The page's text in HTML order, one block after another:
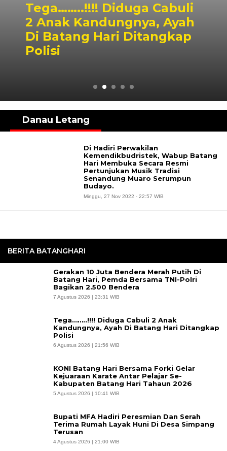
Tega……..!!!! Diduga Cabuli
2 Anak Kandungnya, Ayah
Di Batang Hari Ditangkap
Polisi
BERITA BATANGHARI
Gerakan 10 Juta Bendera Merah Putih Di
Batang Hari, Pemda Bersama TNI-Polri
Bagikan 2.500 Bendera
7 Agustus 2026 | 23:31 WIB
Tega……..!!!! Diduga Cabuli 2 Anak
Kandungnya, Ayah Di Batang Hari Ditangkap
Polisi
6 Agustus 2026 | 21:56 WIB
KONI Batang Hari Bersama Forki Gelar
Kejuaraan Karate Antar Pelajar Se-
Kabupaten Batang Hari Tahaun 2026
5 Agustus 2026 | 10:41 WIB
Bupati MFA Hadiri Peresmian Dan Serah
Terima Rumah Layak Huni Di Desa Simpang
Terusan
4 Agustus 2026 | 21:00 WIB
Danau Letang
Di Hadiri Perwakilan
Kemendikbudristek, Wabup Batang
Hari Membuka Secara Resmi
Pertunjukan Musik Tradisi
Senandung Muaro Serumpun
Budayo.
Minggu, 27 Nov 2022 - 22:57 WIB